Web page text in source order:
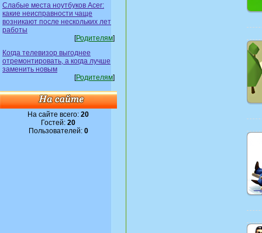
Слабые места ноутбуков Acer:
какие неисправности чаще
возникают после нескольких лет
работы
[Родителям]
Когда телевизор выгоднее
отремонтировать, а когда лучше
заменить новым
[Родителям]
На сайте всего:20
Гостей:20
Пользователей: 0